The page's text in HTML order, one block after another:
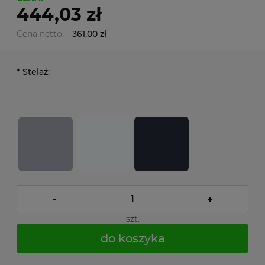
444,03 zł
Cena netto: 361,00 zł
* Stelaż:
- +
szt.
do koszyka